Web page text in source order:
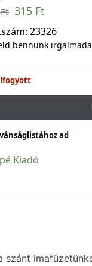
Ft 315 Ft
23326
bennünk
ad
Kiadó
szánt